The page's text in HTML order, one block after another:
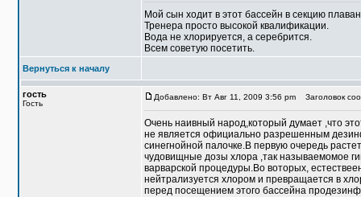
Мой сын ходит в этот бассейн в секцию
Тренера просто высокой квалификации.
Вода не хлорируется, а серебрится.
Всем советую посетить.
Вернуться к началу
гость
Гость
Добавлено: Вт Авг 11, 2009 3:56 pm Заголовок
Очень наивный народ,который думает ,что
не является официально разрешенным
синегнойной палочке.В первую очередь
чудовищные дозы хлора ,так называемомое
варварской процедуры.Во воторых,
нейтрализуется хлором и превращается в
перед посещением этого бассейна